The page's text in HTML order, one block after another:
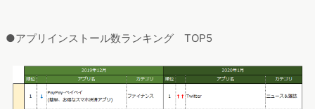
●アプリインストール数ランキング TOP5